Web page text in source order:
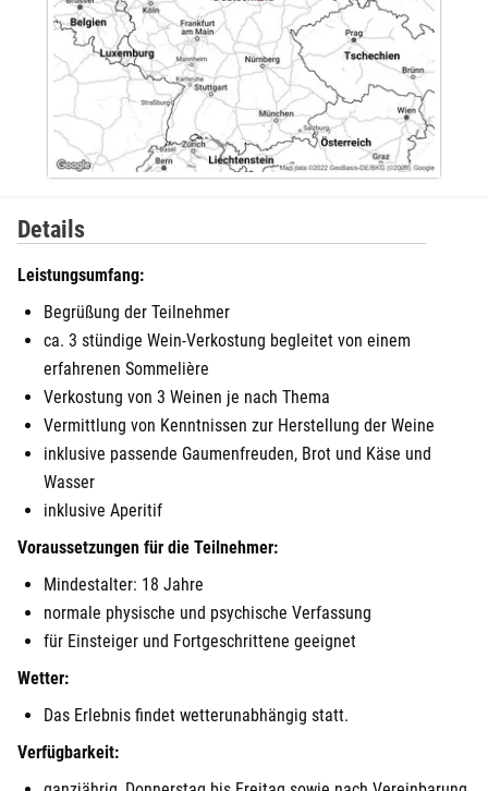
Details
Leistungsumfang:
Begrüßung der Teilnehmer
ca. 3 stündige Wein-Verkostung begleitet von einem
erfahrenen Sommelière
Verkostung von 3 Weinen je nach Thema
Vermittlung von Kenntnissen zur Herstellung der Weine
inklusive passende Gaumenfreuden, Brot und Käse und
Wasser
inklusive Aperitif
Voraussetzungen für die Teilnehmer:
Mindestalter: 18 Jahre
normale physische und psychische Verfassung
für Einsteiger und Fortgeschrittene geeignet
Wetter:
Das Erlebnis findet wetterunabhängig statt.
Verfügbarkeit: